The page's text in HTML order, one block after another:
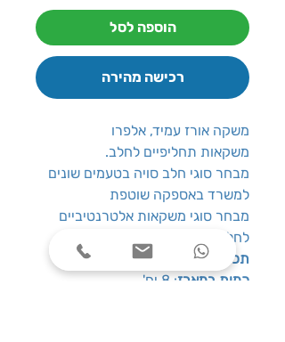
הוספה לסל
רכישה מהירה
משקה אורז עמיד, אלפרו
משקאות תחליפיים לחלב.
מבחר סוגי חלב סויה בטעמים שונים
למשרד באספקה שוטפת
מבחר סוגי משקאות אלטרנטיביים
לחלב
תכולה
: 1 ליטר
כמות במארז: 8 יח'